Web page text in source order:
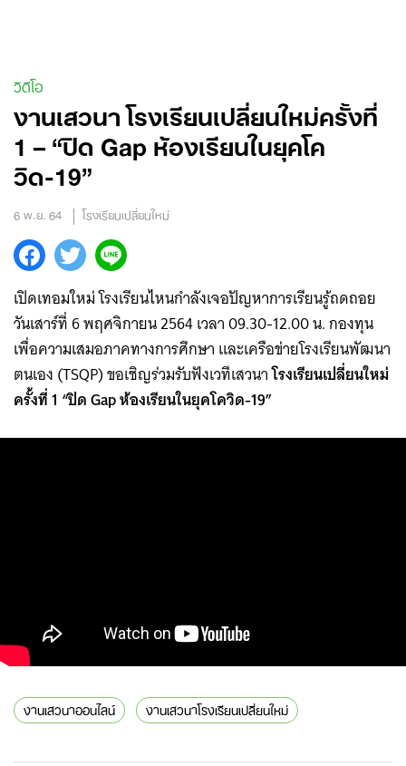
วิดีโอ
งานเสวนา โรงเรียนเปลี่ยนใหม่ครั้งที่
1 – “ปิด Gap ห้องเรียนในยุคโค
วิด-19”
6 พ.ย. 64 โรงเรียนเปลี่ยนใหม่
เปิดเทอมใหม่ โรงเรียนไหนกำลังเจอปัญหาการเรียนรู้ถดถอย
วันเสาร์ที่ 6 พฤศจิกายน 2564 เวลา 09.30-12.00 น. กองทุน
เพื่อความเสมอภาคทางการศึกษา และเครือข่ายโรงเรียนพัฒนา
ตนเอง (TSQP) ขอเชิญร่วมรับฟังเวทีเสวนาโรงเรียนเปลี่ยนใหม่
ครั้งที่ 1 “ปิด Gap ห้องเรียนในยุคโควิด-19”
งานเสวนาออนไลน์ งานเสวนาโรงเรียนเปลี่ยนใหม่